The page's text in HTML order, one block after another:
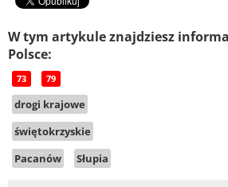
W tym artykule znajdziesz
Polsce:
73 79
drogi krajowe
świętokrzyskie
Pacanów
Słupia